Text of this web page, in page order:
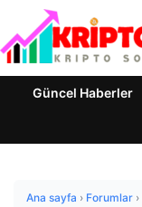
Güncel Haberler
Ana sayfa › Forumlar ›